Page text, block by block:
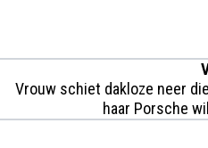
Vrouw schiet dakloze neer
haar Porsche